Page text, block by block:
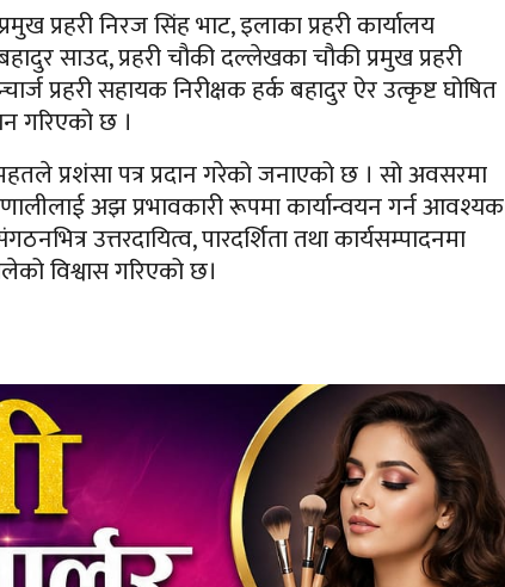
प्रहरी निरज सिंह भाट, इलाका प्रहरी कार्यालय
साउद, प्रहरी चौकी दल्लेखका चौकी प्रमुख प्रहरी
प्रहरी सहायक निरीक्षक हर्क बहादुर ऐर उत्कृष्ट घोषित
गरिएको छ ।
प्रशंसा पत्र प्रदान गरेको जनाएको छ । सो अवसरमा
अझ प्रभावकारी रूपमा कार्यान्वयन गर्न आवश्यक
उत्तरदायित्व, पारदर्शिता तथा कार्यसम्पादनमा
विश्वास गरिएको छ।